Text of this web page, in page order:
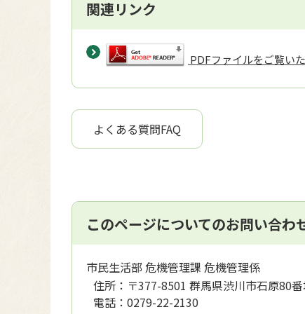
関連リンク
PDFファイルをご覧い
よくある質問FAQ
このページについてのお問い合わ
市民生活部 危機管理課 危機管理係
住所： 〒377-8501 群馬県渋川市石原80
電話： 0279-22-2130